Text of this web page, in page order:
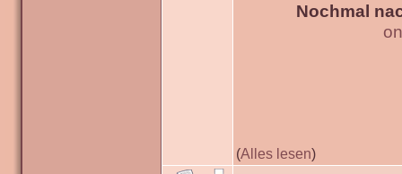
Nochmal
(Alles lesen)